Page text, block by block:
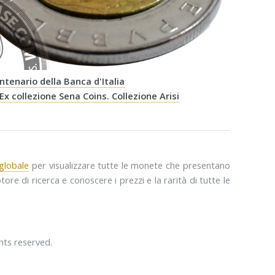
della Banca d'Italia
collezione Sena Coins. Collezione Arisi
per visualizzare tutte le monete che presentano
di ricerca e conoscere i prezzi e la rarità di tutte le
reserved.